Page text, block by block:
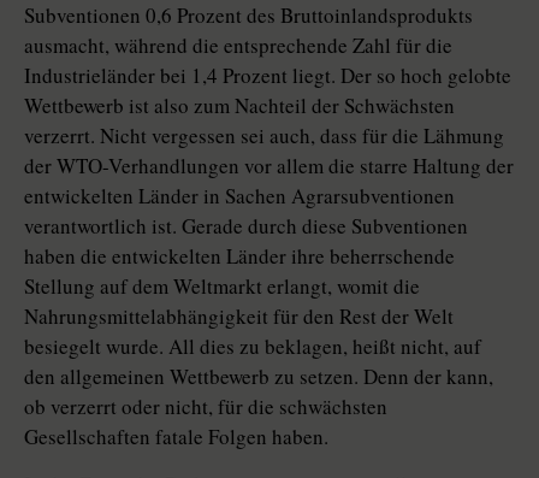
Subventionen 0,6 Prozent des Bruttoinlandsprodukts
ausmacht, während die entsprechende Zahl für die
Industrieländer bei 1,4 Prozent liegt. Der so hoch gelobte
Wettbewerb ist also zum Nachteil der Schwächsten
verzerrt. Nicht vergessen sei auch, dass für die Lähmung
der WTO-Verhandlungen vor allem die starre Haltung der
entwickelten Länder in Sachen Agrarsubventionen
verantwortlich ist. Gerade durch diese Subventionen
haben die entwickelten Länder ihre beherrschende
Stellung auf dem Weltmarkt erlangt, womit die
Nahrungsmittelabhängigkeit für den Rest der Welt
besiegelt wurde. All dies zu beklagen, heißt nicht, auf
den allgemeinen Wettbewerb zu setzen. Denn der kann,
ob verzerrt oder nicht, für die schwächsten
Gesellschaften fatale Folgen haben.